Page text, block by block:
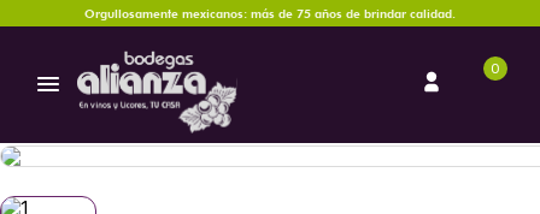
Orgullosamente mexicanos: más de 75 años de brindar calidad.
0